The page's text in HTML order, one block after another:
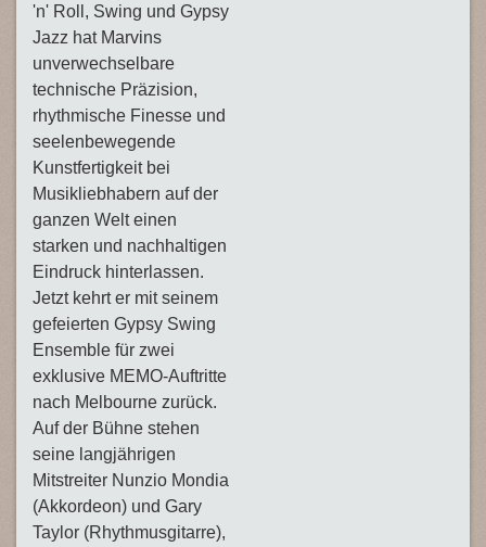
'n' Roll, Swing und Gypsy
Jazz hat Marvins
unverwechselbare
technische Präzision,
rhythmische Finesse und
seelenbewegende
Kunstfertigkeit bei
Musikliebhabern auf der
ganzen Welt einen
starken und nachhaltigen
Eindruck hinterlassen.
Jetzt kehrt er mit seinem
gefeierten Gypsy Swing
Ensemble für zwei
exklusive MEMO-Auftritte
nach Melbourne zurück.
Auf der Bühne stehen
seine langjährigen
Mitstreiter Nunzio Mondia
(Akkordeon) und Gary
Taylor (Rhythmusgitarre),